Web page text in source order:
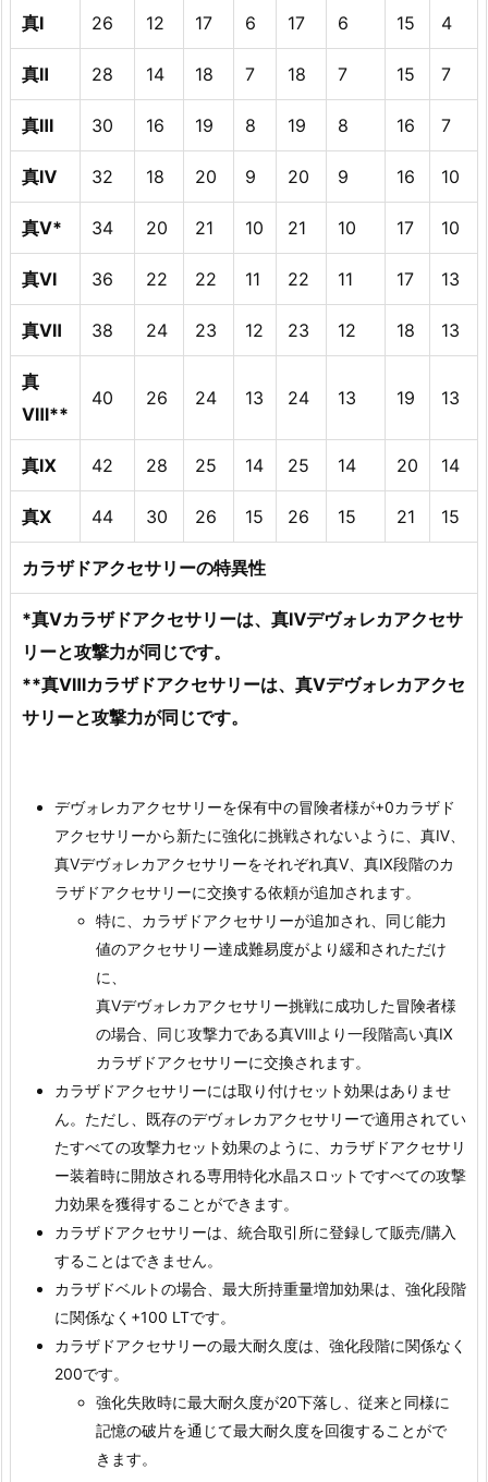
真Ⅰ 26 12 17 6 17 6 15 4
真Ⅱ 28 14 18 7 18 7 15 7
真Ⅲ 30 16 19 8 19 8 16 7
真Ⅳ 32 18 20 9 20 9 16 10
真Ⅴ* 34 20 21 10 21 10 17 10
真Ⅵ 36 22 22 11 22 11 17 13
真Ⅶ 38 24 23 12 23 12 18 13
真
Ⅷ**
40 26 24 13 24 13 19 13
真Ⅸ 42 28 25 14 25 14 20 14
真Ⅹ 44 30 26 15 26 15 21 15
カラザドアクセサリーの特異性
*真Ⅴカラザドアクセサリーは、真Ⅳデヴォレカアクセサ
リーと攻撃力が同じです。
**真Ⅷカラザドアクセサリーは、真Ⅴデヴォレカアクセ
サリーと攻撃力が同じです。
デヴォレカアクセサリーを保有中の冒険者様が+0カラザド
アクセサリーから新たに強化に挑戦されないように、真Ⅳ、
真Ⅴデヴォレカアクセサリーをそれぞれ真Ⅴ、真Ⅸ段階のカ
ラザドアクセサリーに交換する依頼が追加されます。
特に、カラザドアクセサリーが追加され、同じ能力
値のアクセサリー達成難易度がより緩和されただけ
に、
真Ⅴデヴォレカアクセサリー挑戦に成功した冒険者様
の場合、同じ攻撃力である真Ⅷより一段階高い真Ⅸ
カラザドアクセサリーに交換されます。
カラザドアクセサリーには取り付けセット効果はありませ
ん。ただし、既存のデヴォレカアクセサリーで適用されてい
たすべての攻撃力セット効果のように、カラザドアクセサリ
ー装着時に開放される専用特化水晶スロットですべての攻撃
力効果を獲得することができます。
カラザドアクセサリーは、統合取引所に登録して販売/購入
することはできません。
カラザドベルトの場合、最大所持重量増加効果は、強化段階
に関係なく+100 LTです。
カラザドアクセサリーの最大耐久度は、強化段階に関係なく
200です。
強化失敗時に最大耐久度が20下落し、従来と同様に
記憶の破片を通じて最大耐久度を回復することがで
きます。